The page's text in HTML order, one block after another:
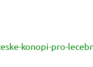
konopi-pro-